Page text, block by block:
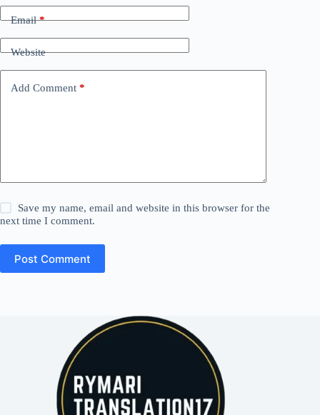
Email*
Website
Add Comment *
Save my name, email and website in this browser for the
next time I comment.
Post Comment